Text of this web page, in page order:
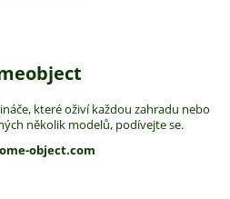
které oživí každou zahradu nebo
několik modelů, podívejte se.
object.com